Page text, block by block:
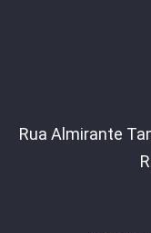
Rua Almirante